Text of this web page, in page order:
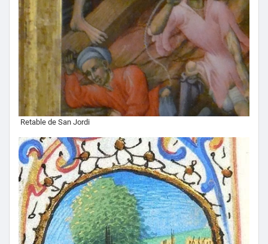
Retable de San Jordi